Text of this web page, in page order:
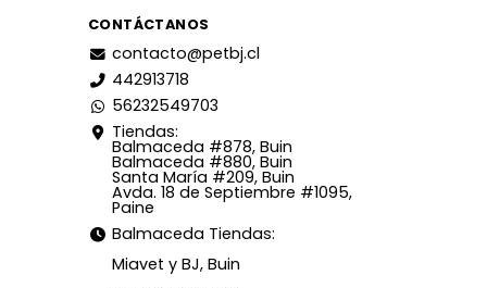
CONTÁCTANOS
contacto@petbj.cl
442913718
56232549703
Tiendas:
Balmaceda #878, Buin
Balmaceda #880, Buin
Santa María #209, Buin
Avda. 18 de Septiembre #1095,
Paine
Balmaceda Tiendas:
Miavet y BJ, Buin